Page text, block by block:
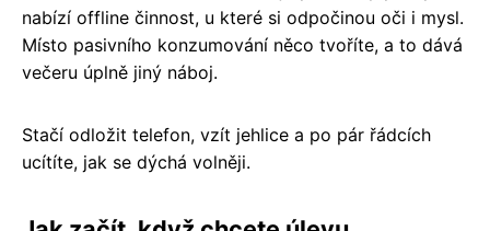
nabízí offline činnost, u které si odpočinou oči i mysl.
Místo pasivního konzumování něco tvoříte, a to dává
večeru úplně jiný náboj.
Stačí odložit telefon, vzít jehlice a po pár řádcích
ucítíte, jak se dýchá volněji.